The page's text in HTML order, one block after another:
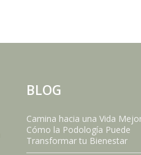
BLOG
Camina hacia una Vida
Cómo la Podología Puede
Transformar tu Bienestar